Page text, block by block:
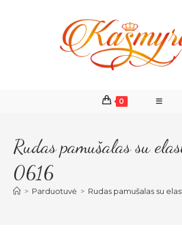
0
Rudas pamušalas su
0616
> Parduotuvė > Rudas pamušalas su